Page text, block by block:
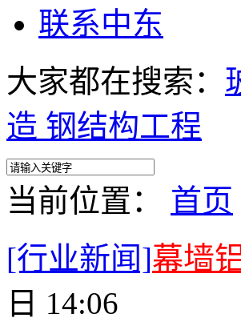
联系中东
大家都在搜索：
造 钢结构工程
当前位置： 首页
[行业新闻]幕墙
日 14:06